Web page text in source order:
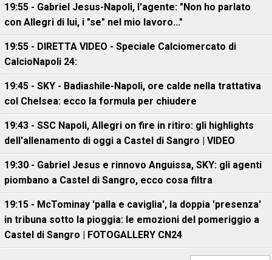
19:55 - Gabriel Jesus-Napoli, l'agente: "Non ho parlato
con Allegri di lui, i "se" nel mio lavoro..."
19:55 - DIRETTA VIDEO - Speciale Calciomercato di
CalcioNapoli 24:
19:45 - SKY - Badiashile-Napoli, ore calde nella trattativa
col Chelsea: ecco la formula per chiudere
19:43 - SSC Napoli, Allegri on fire in ritiro: gli highlights
dell'allenamento di oggi a Castel di Sangro | VIDEO
19:30 - Gabriel Jesus e rinnovo Anguissa, SKY: gli agenti
piombano a Castel di Sangro, ecco cosa filtra
19:15 - McTominay 'palla e caviglia', la doppia 'presenza'
in tribuna sotto la pioggia: le emozioni del pomeriggio a
Castel di Sangro | FOTOGALLERY CN24